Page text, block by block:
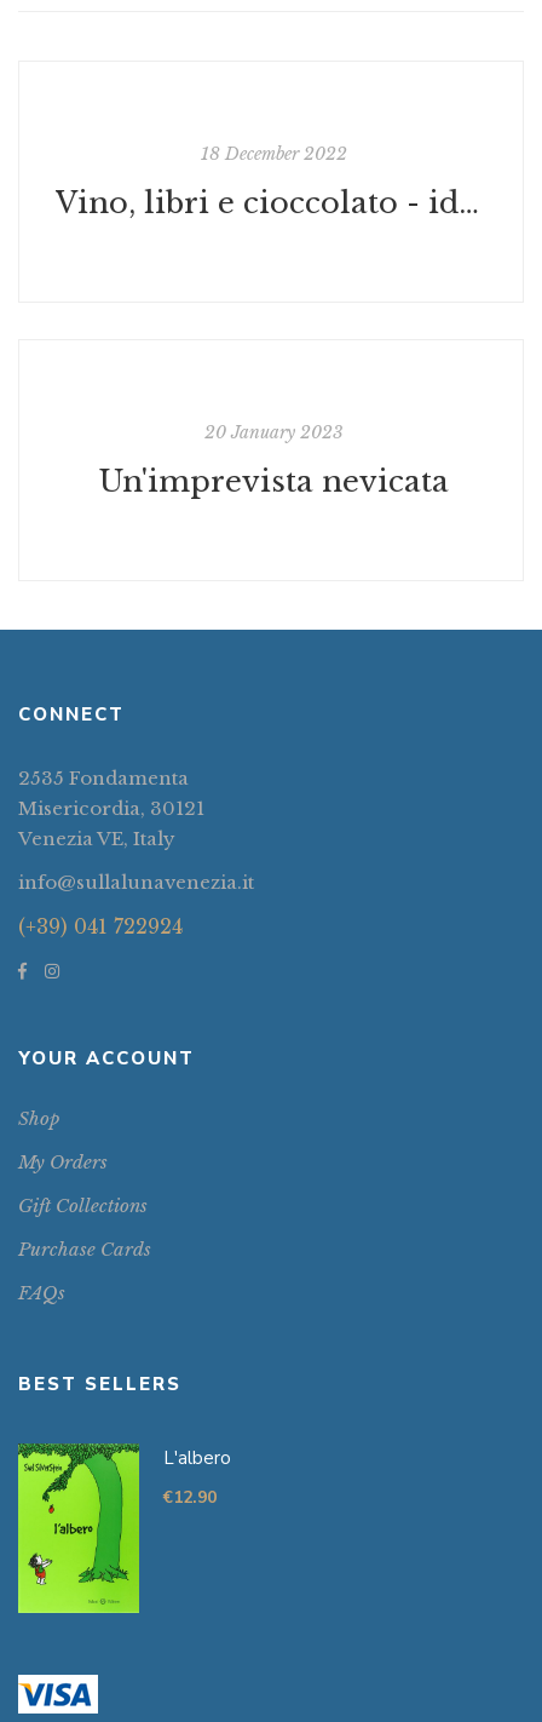
18 December 2022
Vino, libri e cioccolato - idee per Natale
20 January 2023
Un'imprevista nevicata
CONNECT
2535 Fondamenta
Misericordia, 30121
Venezia VE, Italy
info@sullalunavenezia.it
(+39) 041 722924
YOUR ACCOUNT
Shop
My Orders
Gift Collections
Purchase Cards
FAQs
BEST SELLERS
L'albero
€12.90